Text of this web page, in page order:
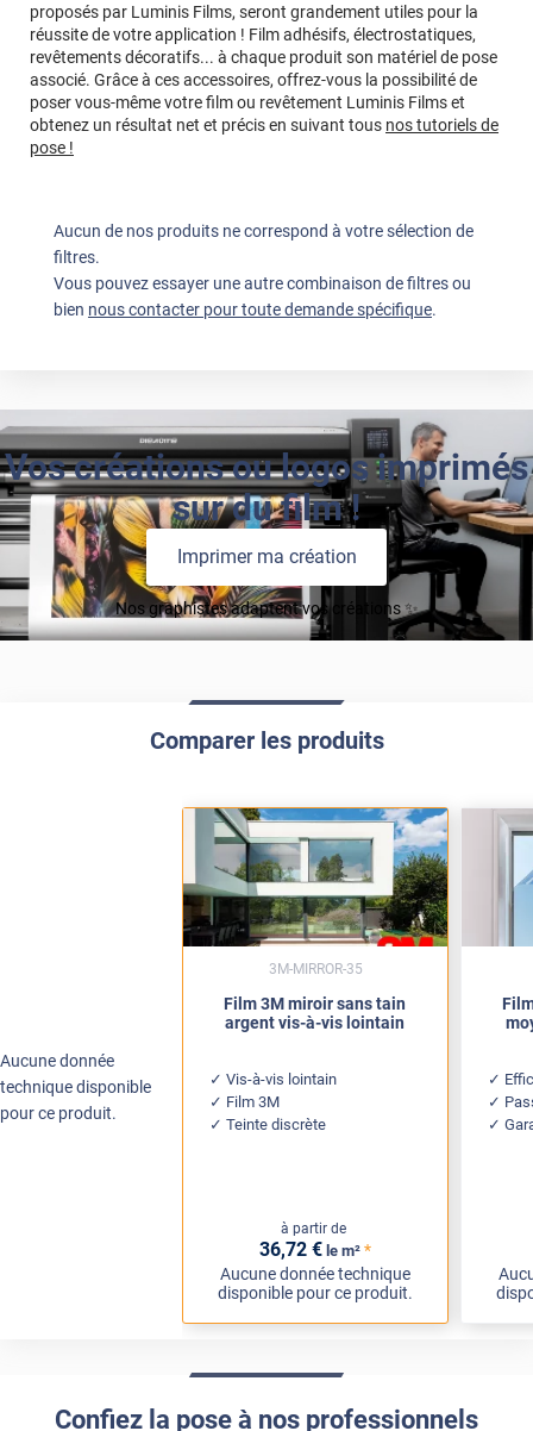
proposés par Luminis Films, seront grandement utiles pour la
réussite de votre application ! Film adhésifs, électrostatiques,
revêtements décoratifs... à chaque produit son matériel de pose
associé. Grâce à ces accessoires, offrez-vous la possibilité de
poser vous-même votre film ou revêtement Luminis Films et
obtenez un résultat net et précis en suivant tous nos tutoriels de
pose !
Aucun de nos produits ne correspond à votre sélection de
filtres.
Vous pouvez essayer une autre combinaison de filtres ou
bien nous contacter pour toute demande spécifique.
Vos créations ou logos imprimés
sur du film !
Imprimer ma création
Nos graphistes adaptent vos créations ✨
Comparer les produits
Aucune donnée
technique disponible
pour ce produit.
Film 3M miroir sans tain
argent vis-à-vis lointain
Vis-à-vis lointain
Film 3M
Teinte discrète
à partir de
36,72 € le m² *
Aucune donnée technique
disponible pour ce produit.
3M-MIRROR-35
Confiez la pose à nos professionnels